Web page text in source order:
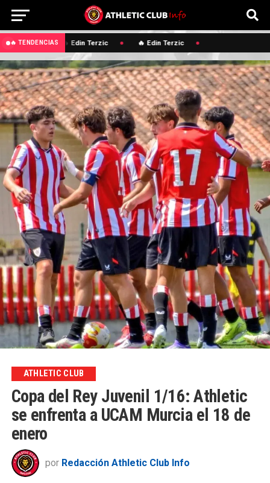
🔥 TENDENCIAS 🔥 Edin Terzic 🔥 Edin Terzic
ATHLETIC CLUB
Copa del Rey Juvenil 1/16: Athletic
se enfrenta a UCAM Murcia el 18 de
enero
por Redacción Athletic Club Info